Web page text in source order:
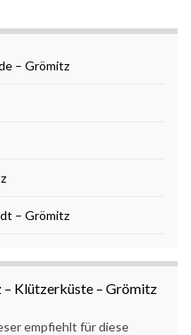
– Grömitz
– Grömitz
Klützerküste – Grömitz
empfiehlt für diese